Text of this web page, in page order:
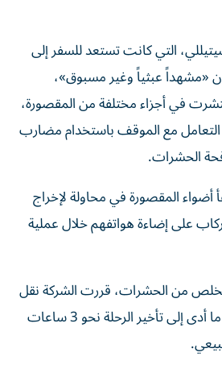
التي كانت تستعد للسفر إلى
«مشهداً عبثياً وغير مسبوق»،
في أجزاء مختلفة من المقصورة،
التعامل مع الموقف باستخدام مضارب
الحشرات.
المقصورة في محاولة لإخراج
على إضاءة هواتفهم خلال عملية
من الحشرات، قررت الشركة نقل
الركاب إلى طائرة بديلة، ما أدى إلى تأخير الرحلة نحو 3 ساعات